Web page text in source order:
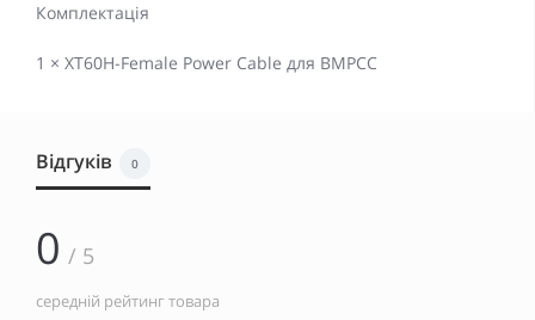
Комплектація
1 × XT60H-Female Power Cable для BMPCC
Відгуків 0
0 / 5
середній рейтинг товара